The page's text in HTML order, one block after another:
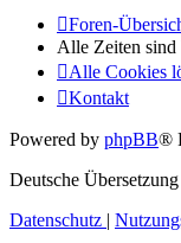
Foren-
Alle Zeiten sind
Alle Cookies
Kontakt
Powered by phpBB®
Deutsche
Datenschutz |